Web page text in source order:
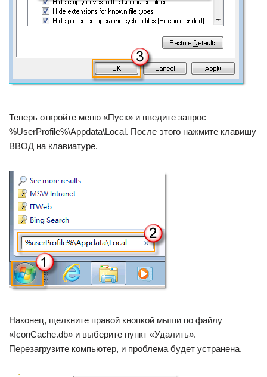
Теперь откройте меню «Пуск» и введите запрос
%UserProfile%\Appdata\Local. После этого нажмите клавишу
ВВОД на клавиатуре.
Наконец, щелкните правой кнопкой мыши по файлу
«IconCache.db» и выберите пункт «Удалить».
Перезагрузите компьютер, и проблема будет устранена.